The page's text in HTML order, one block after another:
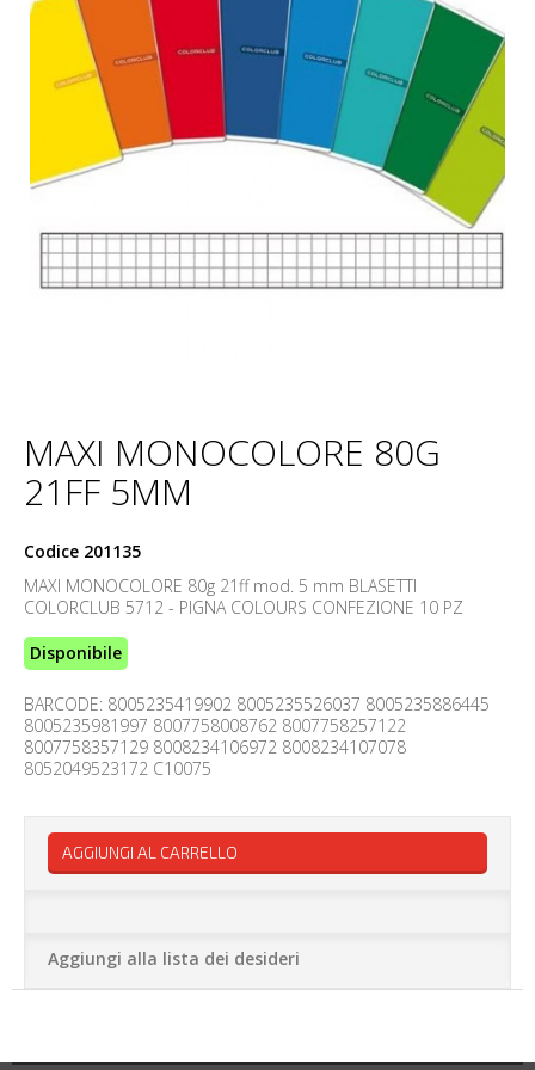
MAXI MONOCOLORE 80G
21FF 5MM
Codice 201135
MAXI MONOCOLORE 80g 21ff mod. 5 mm BLASETTI
COLORCLUB 5712 - PIGNA COLOURS CONFEZIONE 10 PZ
Disponibile
BARCODE: 8005235419902 8005235526037 8005235886445
8005235981997 8007758008762 8007758257122
8007758357129 8008234106972 8008234107078
8052049523172 C10075
AGGIUNGI AL CARRELLO
Aggiungi alla lista dei desideri